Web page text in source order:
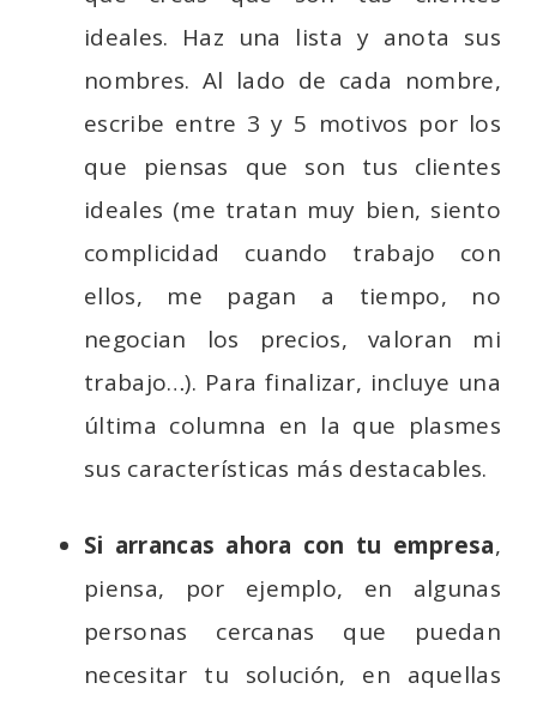
ideales. Haz una lista y anota sus
nombres. Al lado de cada nombre,
escribe entre 3 y 5 motivos por los
que piensas que son tus clientes
ideales (me tratan muy bien, siento
complicidad cuando trabajo con
ellos, me pagan a tiempo, no
negocian los precios, valoran mi
trabajo…). Para finalizar, incluye una
última columna en la que plasmes
sus características más destacables.
Si arrancas ahora con tu empresa,
piensa, por ejemplo, en algunas
personas cercanas que puedan
necesitar tu solución, en aquellas